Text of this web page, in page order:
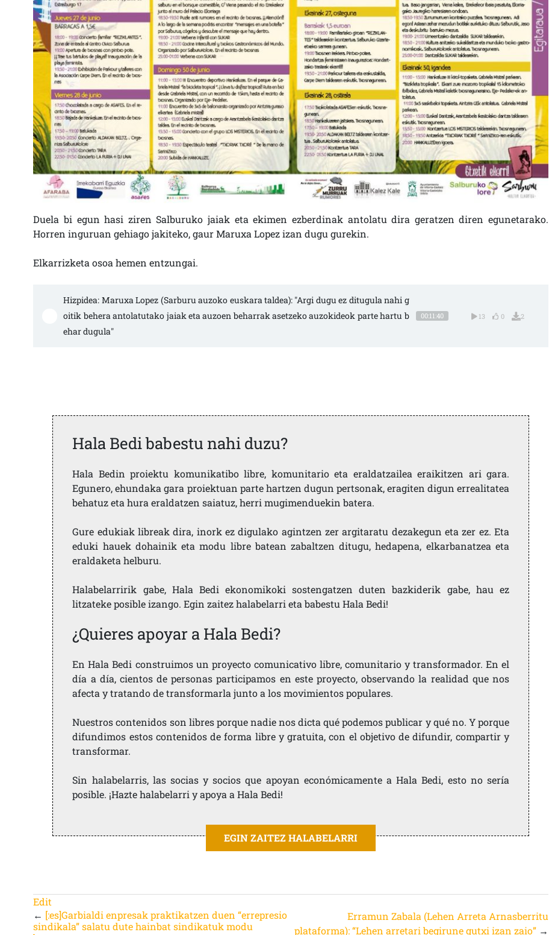
Duela bi egun hasi ziren Salburuko jaiak eta ekimen ezberdinak antolatu dira geratzen diren egunetarako.
Horren inguruan gehiago jakiteko, gaur Maruxa Lopez izan dugu gurekin.
Elkarrizketa osoa hemen entzungai.
Hizpidea: Maruxa Lopez (Sarburu auzoko euskara taldea): "Argi dugu ez ditugula nahi g
oitik behera antolatutako jaiak eta auzoen beharrak asetzeko auzokideok parte hartu b
ehar dugula"
00:11:40 13 0 2
Hala Bedi babestu nahi duzu?
Hala Bedin proiektu komunikatibo libre, komunitario eta eraldatzailea eraikitzen ari gara.
Egunero, ehundaka gara proiektuan parte hartzen dugun pertsonak, eragiten digun errealitatea
behatuz eta hura eraldatzen saiatuz, herri mugimenduekin batera.
Gure edukiak libreak dira, inork ez digulako agintzen zer argitaratu dezakegun eta zer ez. Eta
eduki hauek dohainik eta modu libre batean zabaltzen ditugu, hedapena, elkarbanatzea eta
eraldaketa helburu.
Halabelarririk gabe, Hala Bedi ekonomikoki sostengatzen duten bazkiderik gabe, hau ez
litzateke posible izango. Egin zaitez halabelarri eta babestu Hala Bedi!
¿Quieres apoyar a Hala Bedi?
En Hala Bedi construimos un proyecto comunicativo libre, comunitario y transformador. En el
día a día, cientos de personas participamos en este proyecto, observando la realidad que nos
afecta y tratando de transformarla junto a los movimientos populares.
Nuestros contenidos son libres porque nadie nos dicta qué podemos publicar y qué no. Y porque
difundimos estos contenidos de forma libre y gratuita, con el objetivo de difundir, compartir y
transformar.
Sin halabelarris, las socias y socios que apoyan económicamente a Hala Bedi, esto no sería
posible. ¡Hazte halabelarri y apoya a Hala Bedi!
EGIN ZAITEZ HALABELARRI
Edit
← [:es]Garbialdi enpresak praktikatzen duen “errepresio
sindikala” salatu dute hainbat sindikatuk modu
Erramun Zabala (Lehen Arreta Arnasberritu
plataforma): “Lehen arretari begirune gutxi izan zaio”→